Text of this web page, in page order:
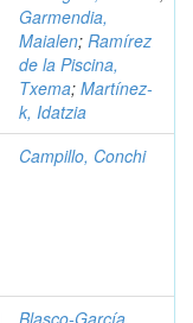
Garmendia,
Maialen; Ramírez
de la Piscina,
Txema; Martínez-
k, Idatzia
Campillo, Conchi
Blasco-García,